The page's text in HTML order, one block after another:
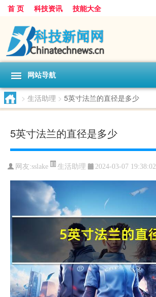
首 页 科技资讯 技能大全
网站导航
> 生活助理 > 5英寸法兰的直径是多少
5英寸法兰的直径是多少
网友:sslake 生活助理 2024-03-07 19:38:02